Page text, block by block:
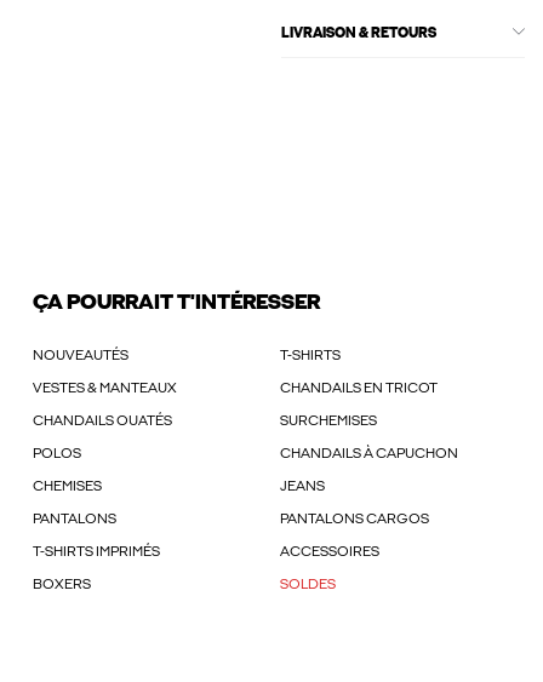
LIVRAISON & RETOURS
ÇA POURRAIT T'INTÉRESSER
NOUVEAUTÉS T-SHIRTS
VESTES & MANTEAUX CHANDAILS EN TRICOT
CHANDAILS OUATÉS SURCHEMISES
POLOS CHANDAILS À CAPUCHON
CHEMISES JEANS
PANTALONS PANTALONS CARGOS
T-SHIRTS IMPRIMÉS ACCESSOIRES
BOXERS SOLDES